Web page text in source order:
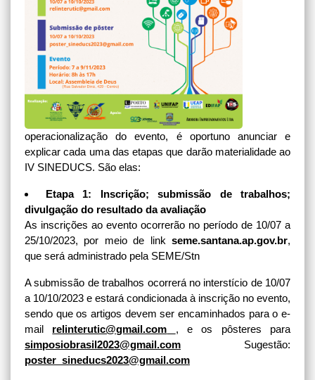
operacionalização do evento, é oportuno anunciar e
explicar cada uma das etapas que darão materialidade ao
IV SINEDUCS. São elas:
Etapa 1: Inscrição; submissão de trabalhos;
divulgação do resultado da avaliação
As inscrições ao evento ocorrerão no período de 10/07 a
25/10/2023, por meio de link seme.santana.ap.gov.br,
que será administrado pela SEME/Stn
A submissão de trabalhos ocorrerá no interstício de 10/07
a 10/10/2023 e estará condicionada à inscrição no evento,
sendo que os artigos devem ser encaminhados para o e-
mail relinterutic@gmail.com
, e os pôsteres para
simposiobrasil2023@gmail.com Sugestão:
poster_sineducs2023@gmail.com